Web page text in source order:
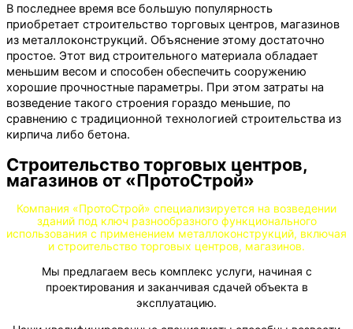
В последнее время все большую популярность
приобретает строительство торговых центров, магазинов
из металлоконструкций. Объяснение этому достаточно
простое. Этот вид строительного материала обладает
меньшим весом и способен обеспечить сооружению
хорошие прочностные параметры. При этом затраты на
возведение такого строения гораздо меньшие, по
сравнению с традиционной технологией строительства из
кирпича либо бетона.
Строительство торговых центров,
магазинов от «ПротоСтрой»
Компания «ПротоСтрой» специализируется на возведении
зданий под ключ разнообразного функционального
использования с применением металлоконструкций, включая
и строительство торговых центров, магазинов.
Мы предлагаем весь комплекс услуги, начиная с
проектирования и заканчивая сдачей объекта в
эксплуатацию.